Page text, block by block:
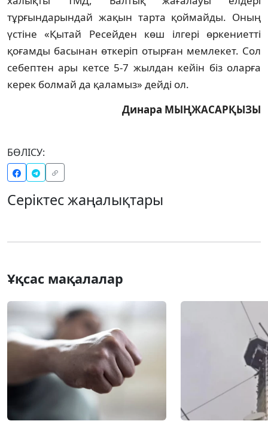
тұрғындарындай жақын тарта қоймайды. Оның
үстiне «Қытай Ресейден көш iлгерi өркениеттi
қоғамды басынан өткерiп отырған мемлекет. Сол
себептен ары кетсе 5-7 жылдан кейiн бiз оларға
керек болмай да қаламыз» дейдi ол.
Динара МЫҢЖАСАРҚЫЗЫ
БӨЛІСУ:
Серіктес жаңалықтары
Ұқсас мақалалар